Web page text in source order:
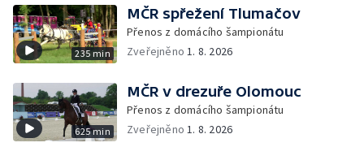
235 min
MČR spřežení Tlumačov
Přenos z domácího šampionátu
Zveřejněno1. 8. 2026
625 min
MČR v drezuře Olomouc
Přenos z domácího šampionátu
Zveřejněno1. 8. 2026